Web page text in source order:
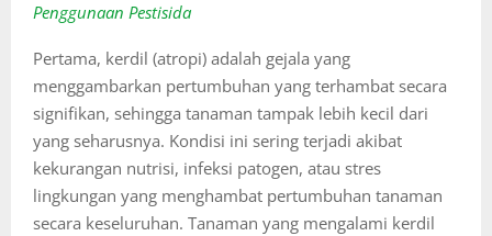
Penggunaan Pestisida
Pertama, kerdil (atropi) adalah gejala yang
menggambarkan pertumbuhan yang terhambat secara
signifikan, sehingga tanaman tampak lebih kecil dari
yang seharusnya. Kondisi ini sering terjadi akibat
kekurangan nutrisi, infeksi patogen, atau stres
lingkungan yang menghambat pertumbuhan tanaman
secara keseluruhan. Tanaman yang mengalami kerdil